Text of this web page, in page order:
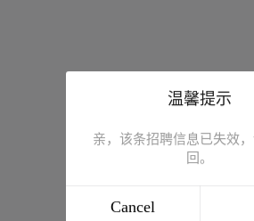
温馨提示
亲，该条招聘信息已失效
回。
Cancel